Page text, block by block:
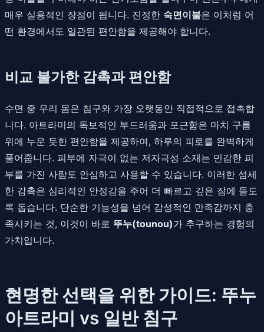
매우 실용적인 장점이 됩니다. 진정한 숙면이불은 이처럼 어
떤 환경에서도 일관된 편안함을 제공해야 합니다.
비교 불가한 감촉과 편안함
수면 중 우리 몸은 침구와 가장 오랫동안 직접적으로 접촉합
니다. 아트라미의 독보적인 부드러움과 포근함은 마치 구름
위에 누운 듯한 편안함을 제공하여, 하루의 피로를 완벽하게
풀어줍니다. 피부에 자극이 없는 저자극성 소재는 민감한 피
부를 가진 사람도 안심하고 사용할 수 있습니다. 이러한 섬세
한 감촉은 심리적인 안정감을 주어 더 빠르고 깊은 잠에 들도
록 돕습니다. 단순한 기능성을 넘어 감성적인 만족감까지 충
족시키는 것, 이것이 바로 뚜누(tounou)가 추구하는 경험의
가치입니다.
현명한 선택을 위한 가이드: 뚜누
아트라미 vs 일반 침구